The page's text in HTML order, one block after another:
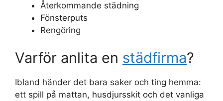
Återkommande städning
Fönsterputs
Rengöring
Varför anlita en städfirma?
Ibland händer det bara saker och ting hemma:
ett spill på mattan, husdjursskit och det vanliga